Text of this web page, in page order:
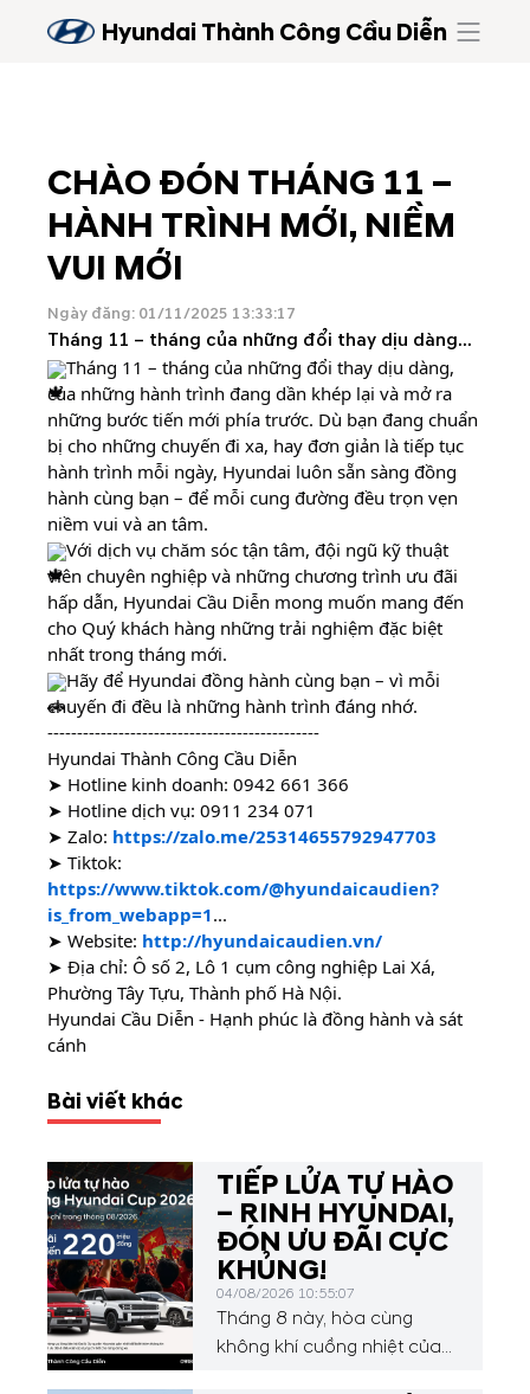
Hyundai Thành Công Cầu Diễn
CHÀO ĐÓN THÁNG 11 –
HÀNH TRÌNH MỚI, NIỀM
VUI MỚI
Ngày đăng: 01/11/2025 13:33:17
Tháng 11 – tháng của những đổi thay dịu dàng...
Tháng 11 – tháng của những đổi thay dịu dàng,
của những hành trình đang dần khép lại và mở ra
những bước tiến mới phía trước. Dù bạn đang chuẩn
bị cho những chuyến đi xa, hay đơn giản là tiếp tục
hành trình mỗi ngày, Hyundai luôn sẵn sàng đồng
hành cùng bạn – để mỗi cung đường đều trọn vẹn
niềm vui và an tâm.
Với dịch vụ chăm sóc tận tâm, đội ngũ kỹ thuật
viên chuyên nghiệp và những chương trình ưu đãi
hấp dẫn, Hyundai Cầu Diễn mong muốn mang đến
cho Quý khách hàng những trải nghiệm đặc biệt
nhất trong tháng mới.
Hãy để Hyundai đồng hành cùng bạn – vì mỗi
chuyến đi đều là những hành trình đáng nhớ.
----------------------------------------------
Hyundai Thành Công Cầu Diễn
➤ Hotline kinh doanh: 0942 661 366
➤ Hotline dịch vụ: 0911 234 071
➤ Zalo: https://zalo.me/25314655792947703
➤ Tiktok:
https://www.tiktok.com/@hyundaicaudien?
is_from_webapp=1...
➤ Website: http://hyundaicaudien.vn/
➤ Địa chỉ: Ô số 2, Lô 1 cụm công nghiệp Lai Xá,
Phường Tây Tựu, Thành phố Hà Nội.
Hyundai Cầu Diễn - Hạnh phúc là đồng hành và sát
cánh
Bài viết khác
TIẾP LỬA TỰ HÀO
– RINH HYUNDAI,
ĐÓN ƯU ĐÃI CỰC
KHỦNG!
04/08/2026 10:55:07
Tháng 8 này, hòa cùng
không khí cuồng nhiệt của